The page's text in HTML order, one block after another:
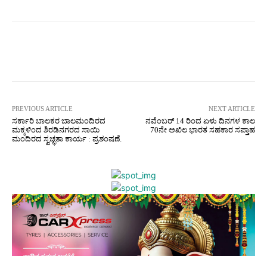
PREVIOUS ARTICLE
ಸರ್ಕಾರಿ ಬಾಲಕರ ಬಾಲಮಂದಿರದ
ಮಕ್ಕಳಿಂದ ಶಿರಡಿನಗರದ ಸಾಯಿ
ಮಂದಿರದ ಸ್ವಚ್ಛತಾ ಕಾರ್ಯ : ಪ್ರಶಂಷಣೆ.
NEXT ARTICLE
ನವೆಂಬರ್ 14 ರಿಂದ ಏಳು ದಿನಗಳ ಕಾಲ
70ನೇ ಅಖಿಲ ಭಾರತ ಸಹಕಾರ ಸಪ್ತಾಹ